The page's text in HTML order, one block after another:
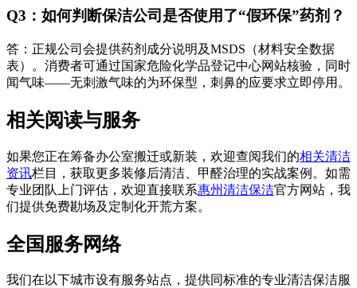
Q3：如何判断保洁公司是否使用了“假环保”药剂？
答：正规公司会提供药剂成分说明及MSDS（材料安全数据
表）。消费者可通过国家危险化学品登记中心网站核验，同时
闻气味——无刺激气味的为环保型，刺鼻的应要求立即停用。
相关阅读与服务
如果您正在筹备办公室搬迁或新装，欢迎查阅我们的相关清洁
资讯栏目，获取更多装修后清洁、甲醛治理的实战案例。如需
专业团队上门评估，欢迎直接联系惠州清洁保洁官方网站，我
们提供免费勘场及定制化开荒方案。
全国服务网络
我们在以下城市设有服务站点，提供同标准的专业清洁保洁服